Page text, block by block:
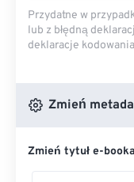
Przydatne w
lub z błędną
deklaracje
Zmień
Zmień tytuł e-booka